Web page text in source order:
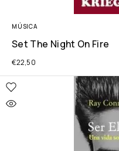
MÚSICA
Set The Night On Fire
€22,50